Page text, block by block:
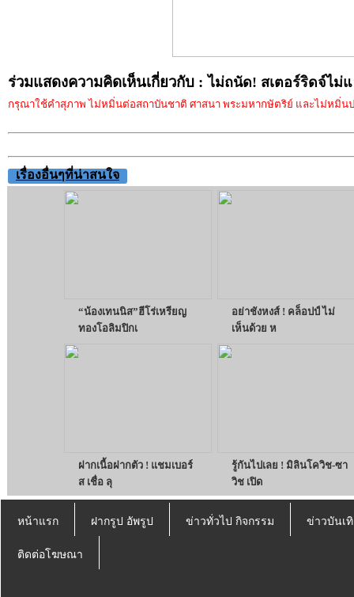
ร่วมแสดงความคิดเห็นเกี่ยวกับ : ไม่ถนัด! สเตอร์ริดจ์ไม่
กรุณาใช้คำสุภาพ ไม่หมิ่นต่อสถาบันชาติ ศาสนา พระมหากษัตริย์ และไม่หมิ่น
เรื่องอื่นๆที่น่าสนใจ
“น้องเทนนิส”ฮีโร่เหรียญ
ทองโอลิมปิกเ
อย่าชังหงส์ ! คล็อปป์ ไม่
เห็นด้วย ห
ฝากเนื้อฝากตัว ! แชมเบอร์
ส เชื่อ ลุ
รู้กันไปเลย ! มิลินโควิช-ซา
วิช เปิด
หน้าแรก ฝากรูป อัพรูป ข่าวทั่วไป กิจกรรม ข่าวบันเ
ติดต่อโฆษณา